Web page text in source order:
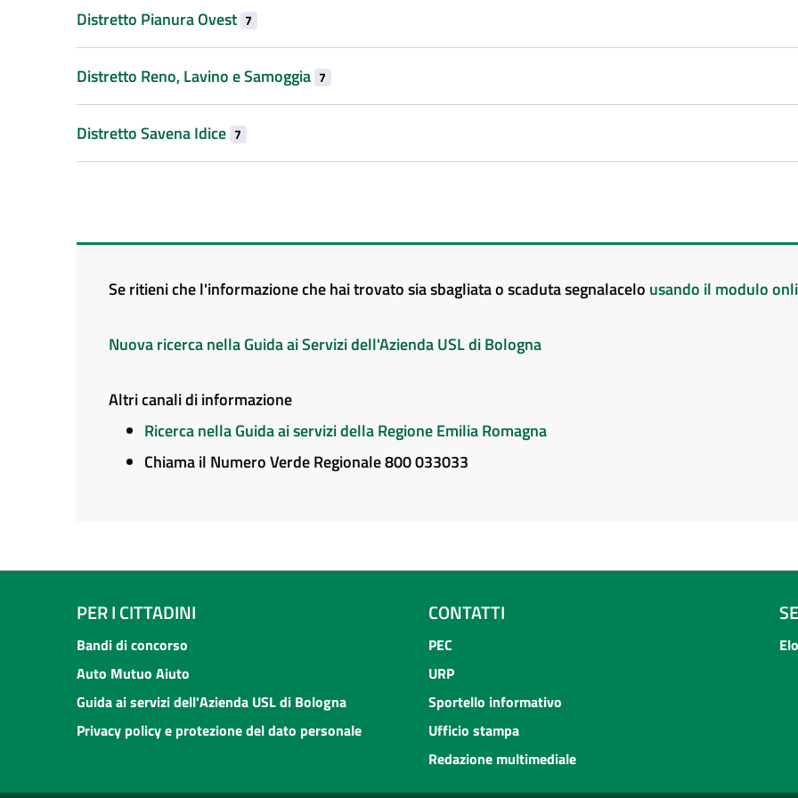
Distretto Pianura Ovest 7
Distretto Reno, Lavino e Samoggia 7
Distretto Savena Idice 7
Se ritieni che l'informazione che hai trovato sia sbagliata o scaduta segnalacelo usando il modulo
Nuova ricerca nella Guida ai Servizi dell'Azienda USL di Bologna
Altri canali di informazione
Ricerca nella Guida ai servizi della Regione Emilia Romagna
Chiama il Numero Verde Regionale 800 033033
PER I CITTADINI
Bandi di concorso
Auto Mutuo Aiuto
Guida ai servizi dell'Azienda USL di Bologna
Privacy policy e protezione del dato personale
CONTATTI
PEC
URP
Sportello informativo
Ufficio stampa
Redazione multimediale